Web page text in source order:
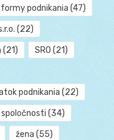
podnikania (47)
(22)
(21) SRO (21)
podnikania (22)
spoločnosti (34)
žena (55)